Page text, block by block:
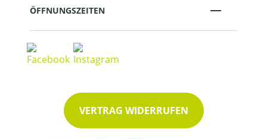
ÖFFNUNGSZEITEN
VERTRAG WIDERRUFEN